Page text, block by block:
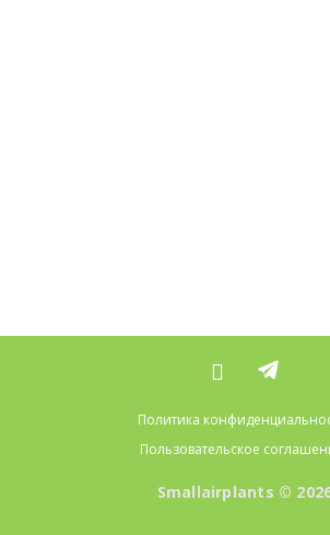
Политика
Пользовательское
Smallairplants ©